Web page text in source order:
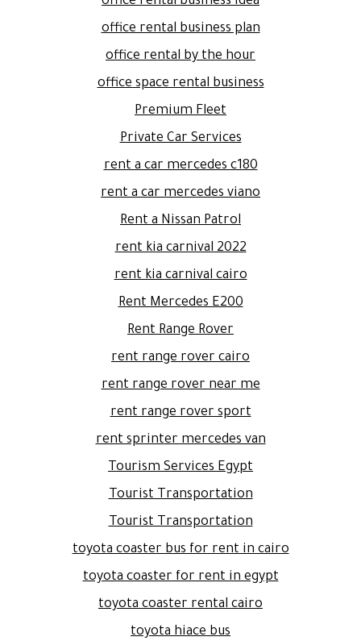
office rental business plan
office rental by the hour
office space rental business
Premium Fleet
Private Car Services
rent a car mercedes c180
rent a car mercedes viano
Rent a Nissan Patrol
rent kia carnival 2022
rent kia carnival cairo
Rent Mercedes E200
Rent Range Rover
rent range rover cairo
rent range rover near me
rent range rover sport
rent sprinter mercedes van
Tourism Services Egypt
Tourist Transportation
Tourist Transportation
toyota coaster bus for rent in cairo
toyota coaster for rent in egypt
toyota coaster rental cairo
toyota hiace bus